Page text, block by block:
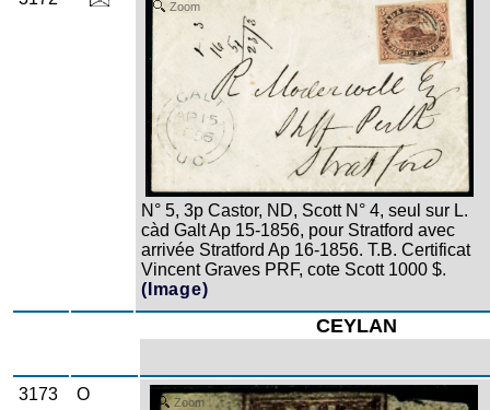
Zoom
N° 5, 3p Castor, ND, Scott N° 4, seul sur L.
càd Galt Ap 15-1856, pour Stratford avec
arrivée Stratford Ap 16-1856. T.B. Certificat
Vincent Graves PRF, cote Scott 1000 $.
(Image)
CEYLAN
3173 O Zoom